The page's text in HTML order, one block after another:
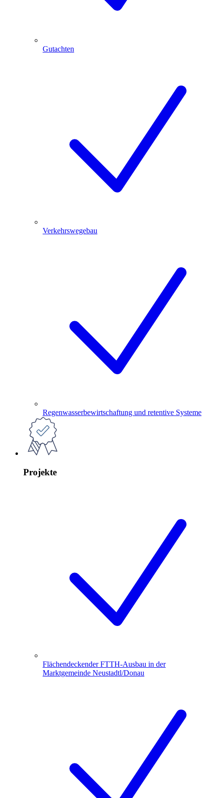
Gutachten
Verkehrswegebau
Regenwasserbewirtschaftung und retentive Systeme
Projekte
Flächendeckender FTTH-Ausbau in der
Marktgemeinde Neustadtl/Donau